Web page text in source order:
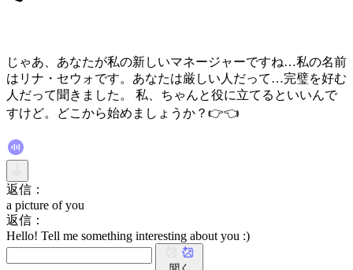
じゃあ、あなたが私の新しいマネージャーですね…私の名前
はリナ・セウォです。あなたは厳しい人だって…完璧を好む
人だって聞きました。 私、ちゃんと役に立てるといいんで
すけど。どこから始めましょうか？👉👈
返信：
a picture of you
返信：
Hello! Tell me something interesting about you :)